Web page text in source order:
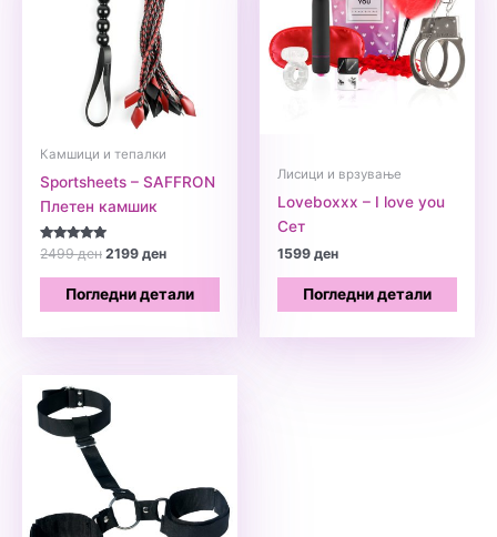
Камшици и тепалки
Sportsheets – SAFFRON
Плетен камшик
Оценето
од 5
2499ден Original
was:
2499 ден.
2199денCurrent
is:
Погледни детали
Лисици и врзување
Loveboxxx – I love you
Сет
1599ден
Погледни детали